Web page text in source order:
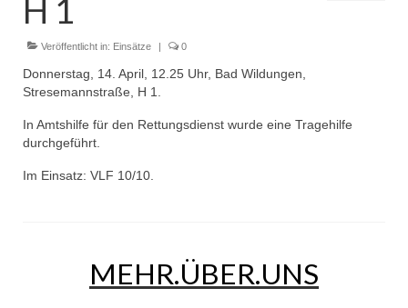
Einsätze
Einsatzstichworte
Jugendfeuerwehr
25-jähriges Jubiläum Jugendfeuerwehr 2021
H 1
Veröffentlicht in: Einsätze | 0
Donnerstag, 14. April, 12.25 Uhr, Bad Wildungen,
Stresemannstraße, H 1.
In Amtshilfe für den Rettungsdienst wurde eine Tragehilfe
durchgeführt.
Im Einsatz: VLF 10/10.
MEHR.ÜBER.UNS